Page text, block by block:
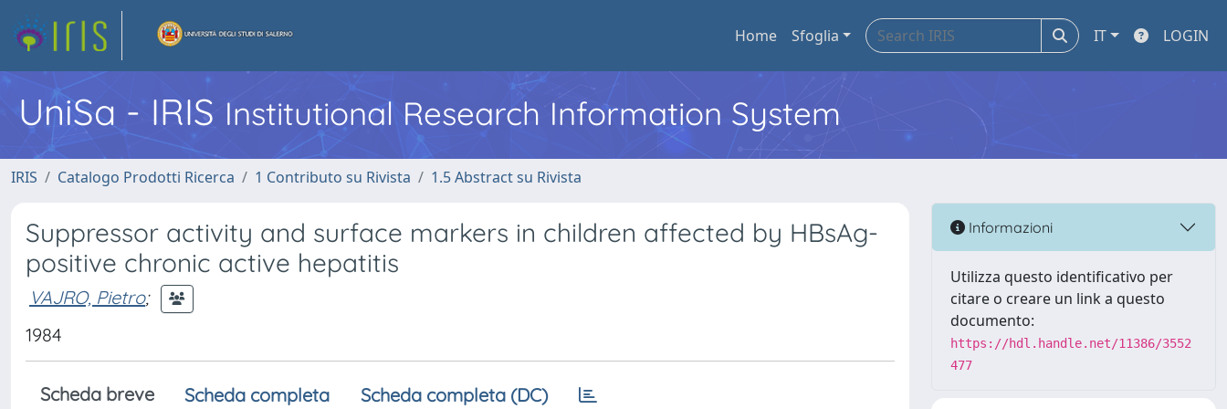
Home Sfoglia IT LOGIN
UniSa - IRIS Institutional Research Information System
IRIS Catalogo Prodotti Ricerca 1 Contributo su Rivista 1.5 Abstract su Rivista
Suppressor activity and surface markers in children affected by HBsAg-
positive chronic active hepatitis
VAJRO, Pietro;
1984
Scheda breve Scheda completa Scheda completa (DC)
Informazioni
Utilizza questo identificativo per
citare o creare un link a questo
documento:
https://hdl.handle.net/11386/3552
477